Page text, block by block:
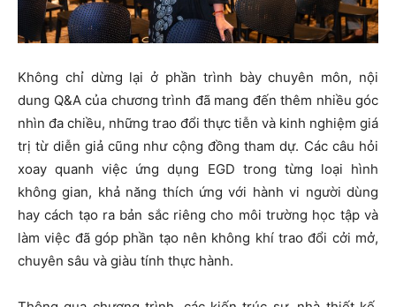
Không chỉ dừng lại ở phần trình bày chuyên môn, nội
dung Q&A của chương trình đã mang đến thêm nhiều góc
nhìn đa chiều, những trao đổi thực tiễn và kinh nghiệm giá
trị từ diễn giả cũng như cộng đồng tham dự. Các câu hỏi
xoay quanh việc ứng dụng EGD trong từng loại hình
không gian, khả năng thích ứng với hành vi người dùng
hay cách tạo ra bản sắc riêng cho môi trường học tập và
làm việc đã góp phần tạo nên không khí trao đổi cởi mở,
chuyên sâu và giàu tính thực hành.